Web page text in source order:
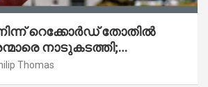
റെക്കോർഡ് തോതിൽ
നാടുകടത്തി;
3,323 പേർ
Thomas